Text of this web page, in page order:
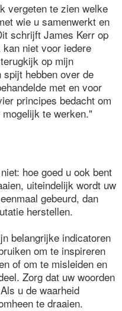
vergeten te zien welke
wie u samenwerkt en
schrijft James Kerr op
niet voor iedere
op mijn
hebben over de
met en voor
principes bedacht om
te werken."
hoe goed u ook bent
uiteindelijk wordt uw
gebeurd, dan
herstellen.
belangrijke indicatoren
om te inspireren
of om te misleiden en
Zorg dat uw woorden
u de waarheid
te draaien.